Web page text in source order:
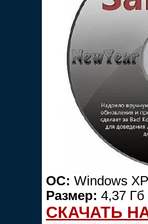
ОС: Windows
Размер: 4,37 Гб
СКАЧАТЬ